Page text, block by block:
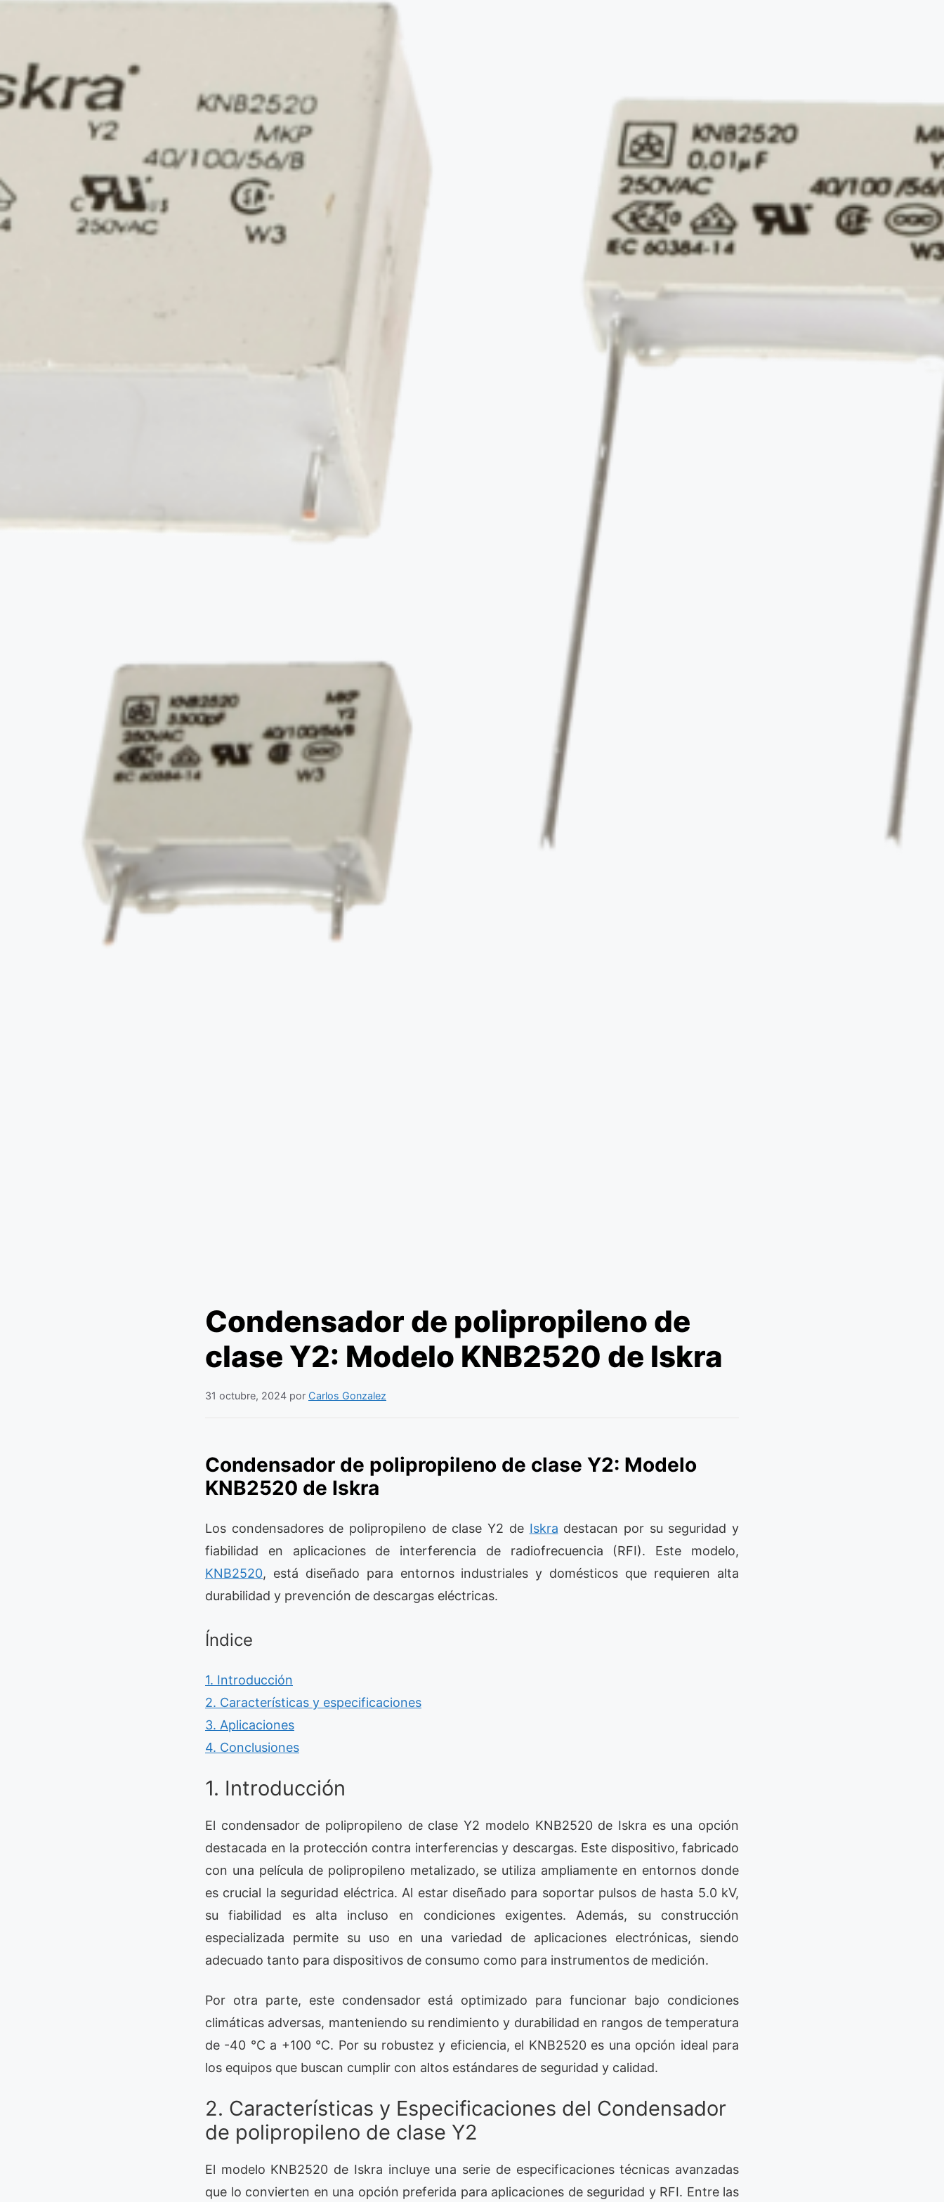
Condensador de polipropileno de
clase Y2: Modelo KNB2520 de Iskra
31 octubre, 2024 por Carlos Gonzalez
Condensador de polipropileno de clase Y2: Modelo
KNB2520 de Iskra
Los condensadores de polipropileno de clase Y2 de Iskra destacan por su seguridad y
fiabilidad en aplicaciones de interferencia de radiofrecuencia (RFI). Este modelo,
KNB2520, está diseñado para entornos industriales y domésticos que requieren alta
durabilidad y prevención de descargas eléctricas.
Índice
1. Introducción
2. Características y especificaciones
3. Aplicaciones
4. Conclusiones
1. Introducción
El condensador de polipropileno de clase Y2 modelo KNB2520 de Iskra es una opción
destacada en la protección contra interferencias y descargas. Este dispositivo, fabricado
con una película de polipropileno metalizado, se utiliza ampliamente en entornos donde
es crucial la seguridad eléctrica. Al estar diseñado para soportar pulsos de hasta 5.0 kV,
su fiabilidad es alta incluso en condiciones exigentes. Además, su construcción
especializada permite su uso en una variedad de aplicaciones electrónicas, siendo
adecuado tanto para dispositivos de consumo como para instrumentos de medición.
Por otra parte, este condensador está optimizado para funcionar bajo condiciones
climáticas adversas, manteniendo su rendimiento y durabilidad en rangos de temperatura
de -40 °C a +100 °C. Por su robustez y eficiencia, el KNB2520 es una opción ideal para
los equipos que buscan cumplir con altos estándares de seguridad y calidad.
2. Características y Especificaciones del Condensador
de polipropileno de clase Y2
El modelo KNB2520 de Iskra incluye una serie de especificaciones técnicas avanzadas
que lo convierten en una opción preferida para aplicaciones de seguridad y RFI. Entre las